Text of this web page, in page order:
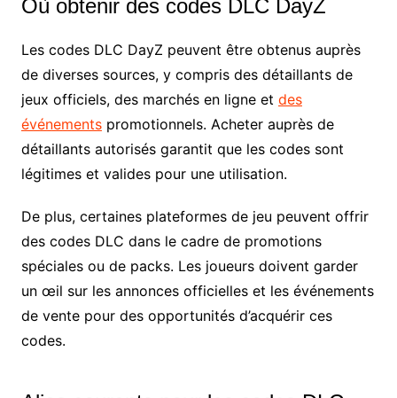
Où obtenir des codes DLC DayZ
Les codes DLC DayZ peuvent être obtenus auprès
de diverses sources, y compris des détaillants de
jeux officiels, des marchés en ligne et des
événementspromotionnels. Acheter auprès de
détaillants autorisés garantit que les codes sont
légitimes et valides pour une utilisation.
De plus, certaines plateformes de jeu peuvent offrir
des codes DLC dans le cadre de promotions
spéciales ou de packs. Les joueurs doivent garder
un œil sur les annonces officielles et les événements
de vente pour des opportunités d’acquérir ces
codes.